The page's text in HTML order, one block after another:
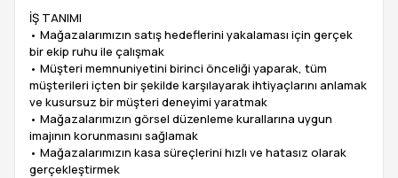
İŞ TANIMI
• Mağazalarımızın satış hedeflerini yakalaması için gerçek
bir ekip ruhu ile çalışmak
• Müşteri memnuniyetini birinci önceliği yaparak, tüm
müşterileri içten bir şekilde karşılayarak ihtiyaçlarını anlamak
ve kusursuz bir müşteri deneyimi yaratmak
• Mağazalarımızın görsel düzenleme kurallarına uygun
imajının korunmasını sağlamak
• Mağazalarımızın kasa süreçlerini hızlı ve hatasız olarak
gerçekleştirmek